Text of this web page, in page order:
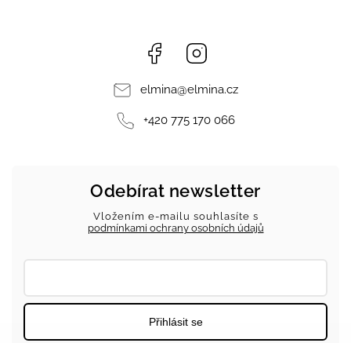
Facebook
elmina@elmina.cz
+420 775 170 066
Odebírat newsletter
Vložením e-mailu souhlasíte s
podmínkami ochrany osobních údajů
Přihlásit se